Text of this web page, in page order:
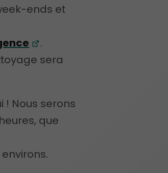
ends et
.
sera
Nous serons
que